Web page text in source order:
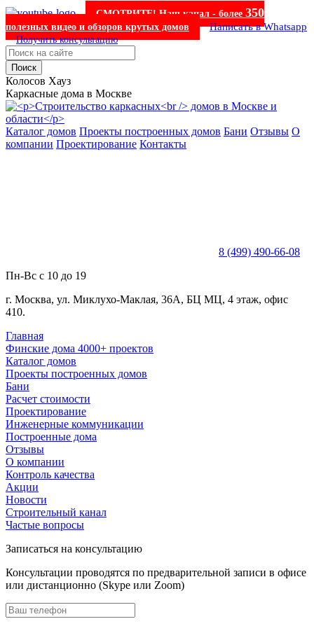
СМОТРИТЕ! Наш канал - более 350
полезных видео и обзоров крутых домов Написать в Whatsapp
Получить консультацию
Поиск
Колосов Хауз
Каркасные дома в Москве
Каталог домов Проекты построенных домов Бани Отзывы О
компании Проектирование Контакты
8 (499) 490-66-08
Пн-Вс с 10 до 19
г. Москва, ул. Миклухо-Маклая, 36А, БЦ МЦ, 4 этаж, офис
410.
Главная
Финские дома 4000+ проектов
Каталог домов
Проекты построенных домов
Бани
Расчет стоимости
Проектирование
Инженерные коммуникации
Построенные дома
Отзывы
О компании
Контроль качества
Акции
Новости
Строительный канал
Частые вопросы
Записаться на консультацию
Консультации проводятся по предварительной записи в офисе
или дистанционно (Skype или Zoom)